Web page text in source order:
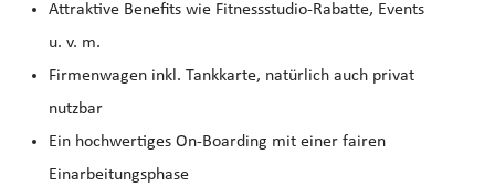
Attraktive Benefits wie Fitnessstudio-Rabatte, Events
u. v. m.
Firmenwagen inkl. Tankkarte, natürlich auch privat
nutzbar
Ein hochwertiges On-Boarding mit einer fairen
Einarbeitungsphase